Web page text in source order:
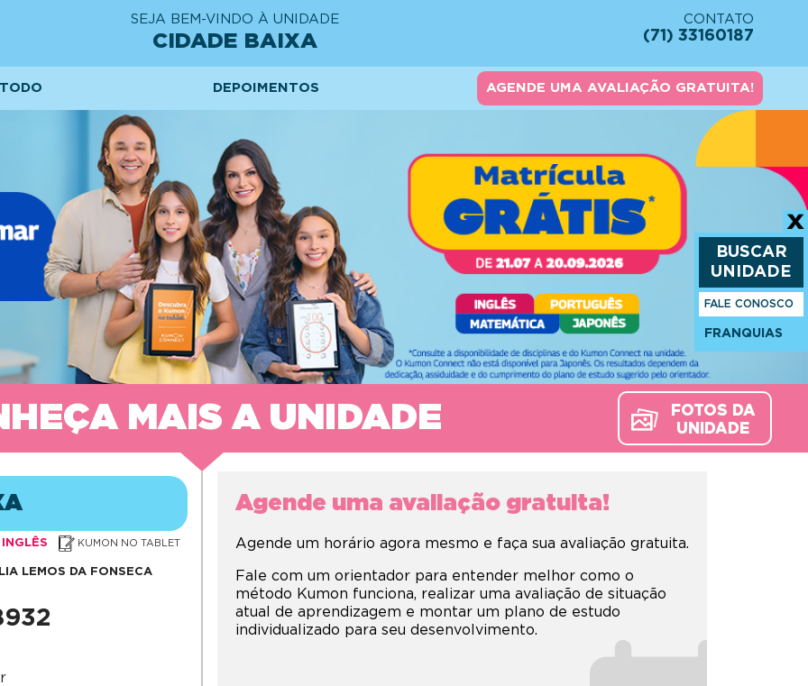
SEJA BEM-VINDO À UNIDADE
CIDADE BAIXA
CONTATO
(71) 33160187
DEPOIMENTOS AGENDE UMA AVALIAÇÃO GRATUITA!
MAIS A UNIDADE
FOTOS DA
UNIDADE
INGLÊS KUMON NO TABLET
LEMOS DA FONSECA
Agende uma avaliação gratuita!
Agende um horário agora mesmo e faça sua avaliação gratuita.
Fale com um orientador para entender melhor como o
método Kumon funciona, realizar uma avaliação de situação
atual de aprendizagem e montar um plano de estudo
individualizado para seu desenvolvimento.
BUSCAR
UNIDADE
FALE CONOSCO
FRANQUIAS